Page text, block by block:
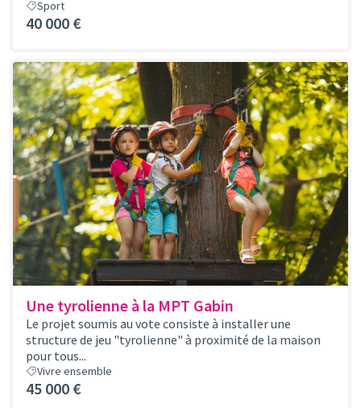
Sport
40 000 €
Une tyrolienne à la MPT Gabin
Le projet soumis au vote consiste à installer une
structure de jeu "tyrolienne" à proximité de la maison
pour tous...
Vivre ensemble
45 000 €